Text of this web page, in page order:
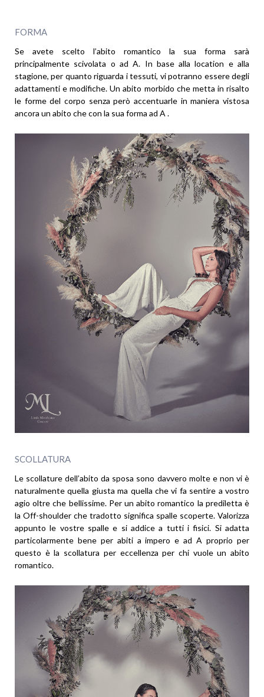
FORMA
Se avete scelto l’abito romantico la sua forma sarà
principalmente scivolata o ad A. In base alla location e alla
stagione, per quanto riguarda i tessuti, vi potranno essere degli
adattamenti e modifiche. Un abito morbido che metta in risalto
le forme del corpo senza però accentuarle in maniera vistosa
ancora un abito che con la sua forma ad A .
SCOLLATURA
Le scollature dell’abito da sposa sono davvero molte e non vi è
naturalmente quella giusta ma quella che vi fa sentire a vostro
agio oltre che bellissime. Per un abito romantico la prediletta è
la Off-shoulder che tradotto significa spalle scoperte. Valorizza
appunto le vostre spalle e si addice a tutti i fisici. Si adatta
particolarmente bene per abiti a impero e ad A proprio per
questo è la scollatura per eccellenza per chi vuole un abito
romantico.